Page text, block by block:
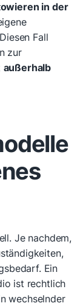
in der
Fall
zur
außerhalb
Je nachdem,
Ein
ist rechtlich
wechselnder